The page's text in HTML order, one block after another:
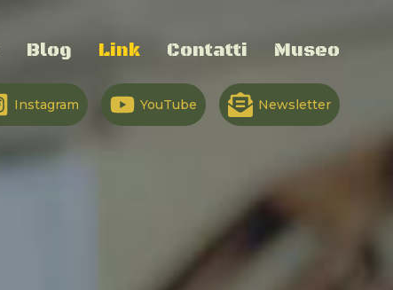
Blog Link Contatti Museo
Instagram YouTube Newsletter